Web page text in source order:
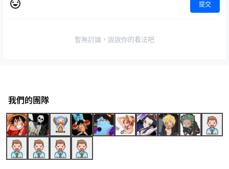
提交
暫無討論，說說你的看法吧
我們的團隊